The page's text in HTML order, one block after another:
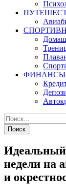
ФИНАНСЫ
Идеальный
недели на
и